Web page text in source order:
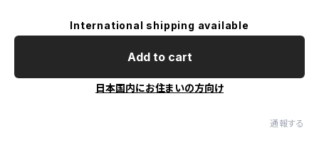
International shipping available
Add to cart
日本国内にお住まいの方向け
通報する